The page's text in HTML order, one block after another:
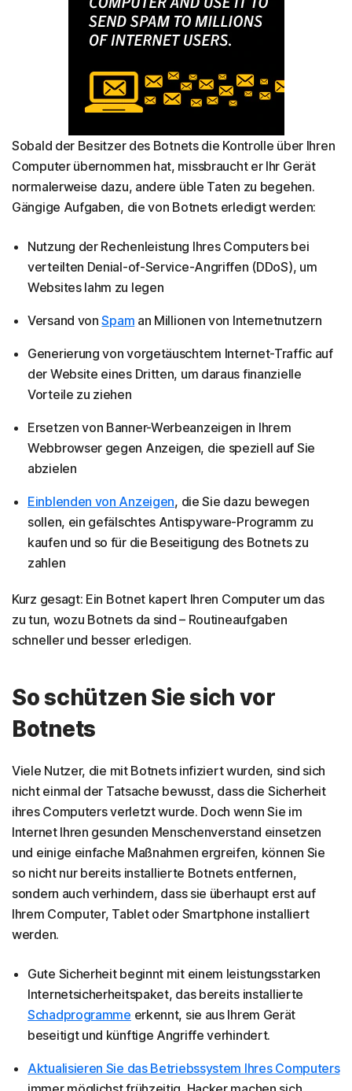
Sobald der Besitzer des Botnets die Kontrolle über Ihren
Computer übernommen hat, missbraucht er Ihr Gerät
normalerweise dazu, andere üble Taten zu begehen.
Gängige Aufgaben, die von Botnets erledigt werden:
Nutzung der Rechenleistung Ihres Computers bei
verteilten Denial-of-Service-Angriffen (DDoS), um
Websites lahm zu legen
Versand vonSpam an Millionen von Internetnutzern
Generierung von vorgetäuschtem Internet-Traffic auf
der Website eines Dritten, um daraus finanzielle
Vorteile zu ziehen
Ersetzen von Banner-Werbeanzeigen in Ihrem
Webbrowser gegen Anzeigen, die speziell auf Sie
abzielen
Einblenden von Anzeigen, die Sie dazu bewegen
sollen, ein gefälschtes Antispyware-Programm zu
kaufen und so für die Beseitigung des Botnets zu
zahlen
Kurz gesagt: Ein Botnet kapert Ihren Computer um das
zu tun, wozu Botnets da sind – Routineaufgaben
schneller und besser erledigen.
So schützen Sie sich vor
Botnets
Viele Nutzer, die mit Botnets infiziert wurden, sind sich
nicht einmal der Tatsache bewusst, dass die Sicherheit
ihres Computers verletzt wurde. Doch wenn Sie im
Internet Ihren gesunden Menschenverstand einsetzen
und einige einfache Maßnahmen ergreifen, können Sie
so nicht nur bereits installierte Botnets entfernen,
sondern auch verhindern, dass sie überhaupt erst auf
Ihrem Computer, Tablet oder Smartphone installiert
werden.
Gute Sicherheit beginnt mit einem leistungsstarken
Internetsicherheitspaket, das bereits installierte
Schadprogramme erkennt, sie aus Ihrem Gerät
beseitigt und künftige Angriffe verhindert.
Aktualisieren Sie das Betriebssystem Ihres Computers